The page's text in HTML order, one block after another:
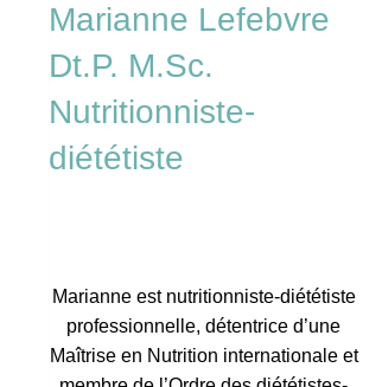
Marianne Lefebvre
Dt.P. M.Sc.
Nutritionniste-
diététiste
Marianne est nutritionniste-diététiste
professionnelle, détentrice d’une
Maîtrise en Nutrition internationale et